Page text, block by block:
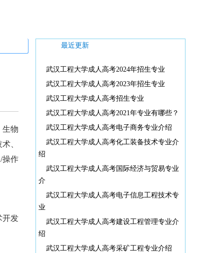
生物
、
操作
开发
最近更新
武汉工程大学成人高考2024年招生专业
武汉工程大学成人高考2023年招生专业
武汉工程大学成人高考招生专业
武汉工程大学成人高考2021年专业有哪些？
武汉工程大学成人高考电子商务专业介绍
武汉工程大学成人高考化工装备技术专业介
绍
武汉工程大学成人高考国际经济与贸易专业
介
武汉工程大学成人高考电子信息工程技术专
业
武汉工程大学成人高考建设工程管理专业介
绍
武汉工程大学成人高考采矿工程专业介绍